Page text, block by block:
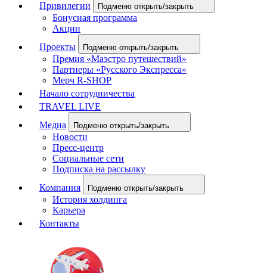
Привилегии
Подменю открыть/закрыть
Бонусная программа
Акции
Проекты
Подменю открыть/закрыть
Премия «Маэстро путешествий»
Партнеры «Русского Экспресса»
Мерч R-SHOP
Начало сотрудничества
TRAVEL LIVE
Медиа
Подменю открыть/закрыть
Новости
Пресс-центр
Социальные сети
Подписка на рассылку
Компания
Подменю открыть/закрыть
История холдинга
Карьера
Контакты